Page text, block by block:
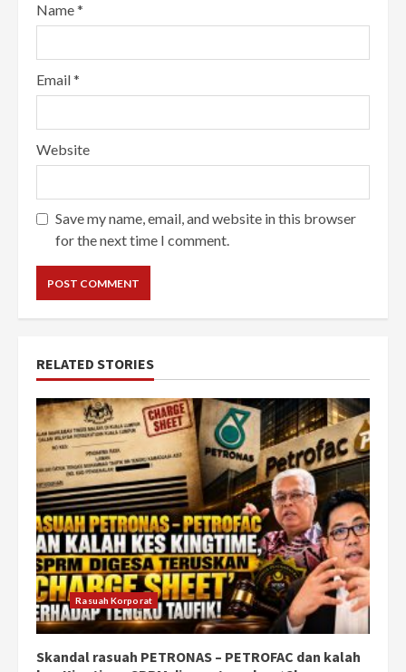
Name*
Email*
Website
Save my name, email, and website in this browser
for the next time I comment.
RELATED STORIES
Rasuah Korporat
Skandal rasuah PETRONAS – PETROFAC dan kalah